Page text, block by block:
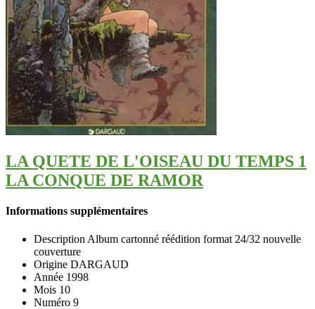
LA QUETE DE L'OISEAU DU TEMPS 1
LA CONQUE DE RAMOR
Informations supplémentaires
Description Album cartonné réédition format 24/32 nouvelle
couverture
Origine DARGAUD
Année 1998
Mois 10
Numéro 9